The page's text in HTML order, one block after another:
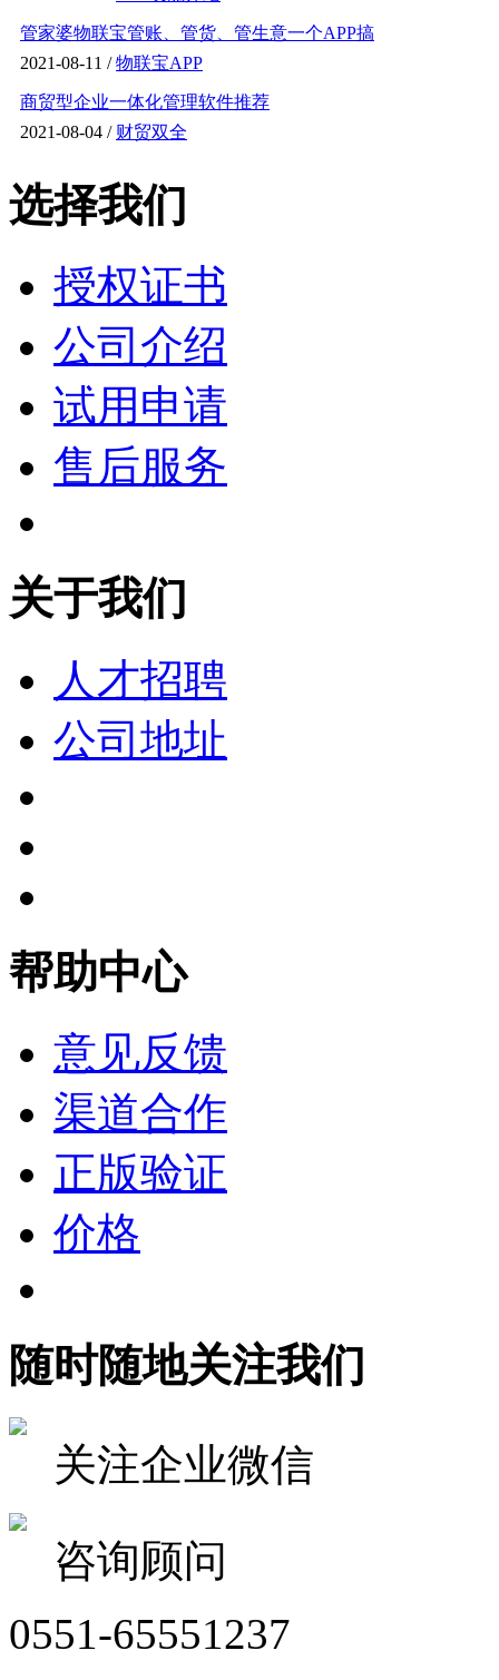
管家婆物联宝管账、管货、管生意一个APP搞
2021-08-11 /物联宝APP
商贸型企业一体化管理软件推荐
2021-08-04 / 财贸双全
选择我们
授权证书
公司介绍
试用申请
售后服务
关于我们
人才招聘
公司地址
帮助中心
意见反馈
渠道合作
正版验证
价格
随时随地关注我们
关注企业微信
咨询顾问
0551-65551237